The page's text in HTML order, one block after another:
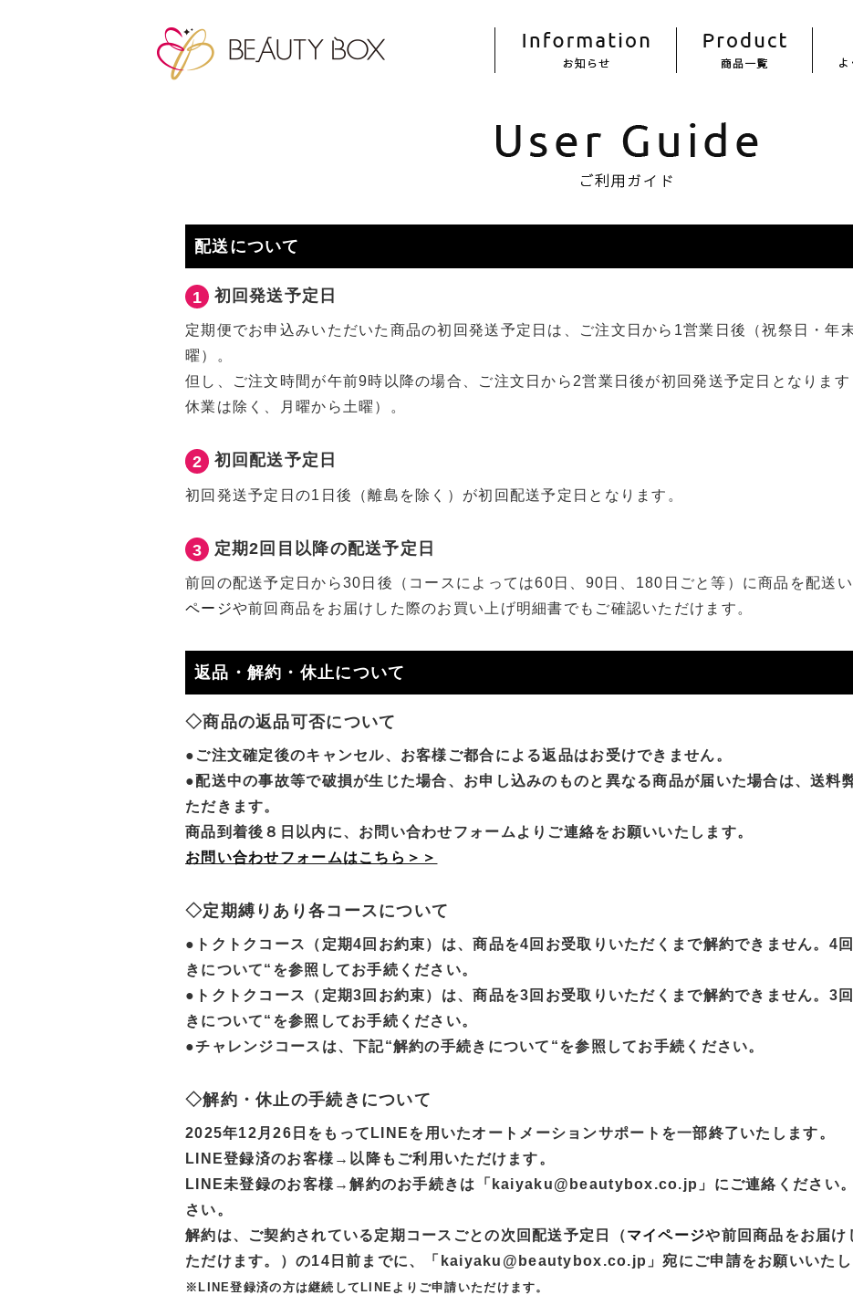
配送について
1 初回発送予定日
定期便でお申込みいただいた商品の初回発送予定日は、ご注文日から1営業日後（祝祭日・年
曜）。
但し、ご注文時間が午前9時以降の場合、ご注文日から2営業日後が初回発送予定日となりま
休業は除く、月曜から土曜）。
2 初回配送予定日
初回発送予定日の1日後（離島を除く）が初回配送予定日となります。
3 定期2回目以降の配送予定日
前回の配送予定日から30日後（コースによっては60日、90日、180日ごと等）に商品を配送
ページや前回商品をお届けした際のお買い上げ明細書でもご確認いただけます。
返品・解約・休止について
◇商品の返品可否について
●ご注文確定後のキャンセル、お客様ご都合による返品はお受けできません。
●配送中の事故等で破損が生じた場合、お申し込みのものと異なる商品が届いた場合は、送料
ただきます。
商品到着後８日以内に、お問い合わせフォームよりご連絡をお願いいたします。
お問い合わせフォームはこちら＞＞
◇定期縛りあり各コースについて
●トクトクコース（定期4回お約束）は、商品を4回お受取りいただくまで解約できません。4
きについて“を参照してお手続ください。
●トクトクコース（定期3回お約束）は、商品を3回お受取りいただくまで解約できません。3
きについて“を参照してお手続ください。
●チャレンジコースは、下記“解約の手続きについて“を参照してお手続ください。
◇解約・休止の手続きについて
2025年12月26日をもってLINEを用いたオートメーションサポートを一部終了いたします。
LINE登録済のお客様→以降もご利用いただけます。
LINE未登録のお客様→解約のお手続きは「kaiyaku@beautybox.co.jp」にご連絡ください
さい。
解約は、ご契約されている定期コースごとの次回配送予定日（マイページや前回商品をお届け
ただけます。）の14日前までに、「kaiyaku@beautybox.co.jp」宛にご申請をお願いいたし
※LINE登録済の方は継続してLINEよりご申請いただけます。